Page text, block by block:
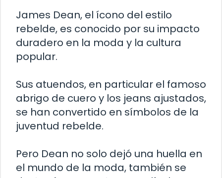
James Dean, el ícono del estilo
rebelde, es conocido por su impacto
duradero en la moda y la cultura
popular.
Sus atuendos, en particular el famoso
abrigo de cuero y los jeans ajustados,
se han convertido en símbolos de la
juventud rebelde.
Pero Dean no solo dejó una huella en
el mundo de la moda, también se